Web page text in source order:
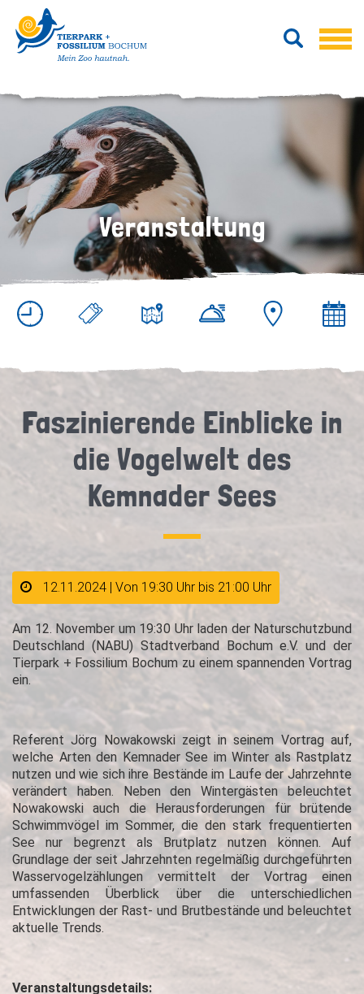
Veranstaltung
Faszinierende Einblicke in
die Vogelwelt des
Kemnader Sees
12.11.2024 | Von 19:30 Uhr bis 21:00 Uhr
Am 12. November um 19:30 Uhr laden der Naturschutzbund
Deutschland (NABU) Stadtverband Bochum e.V. und der
Tierpark + Fossilium Bochum zu einem spannenden Vortrag
ein.
Referent Jörg Nowakowski zeigt in seinem Vortrag auf,
welche Arten den Kemnader See im Winter als Rastplatz
nutzen und wie sich ihre Bestände im Laufe der Jahrzehnte
verändert haben. Neben den Wintergästen beleuchtet
Nowakowski auch die Herausforderungen für brütende
Schwimmvögel im Sommer, die den stark frequentierten
See nur begrenzt als Brutplatz nutzen können. Auf
Grundlage der seit Jahrzehnten regelmäßig durchgeführten
Wasservogelzählungen vermittelt der Vortrag einen
umfassenden Überblick über die unterschiedlichen
Entwicklungen der Rast- und Brutbestände und beleuchtet
aktuelle Trends.
Veranstaltungsdetails: